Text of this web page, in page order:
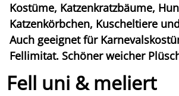
Kostüme, Katzenkratzbäume,
Katzenkörbchen, Kuscheltiere
Auch geeignet für
Fellimitat. Schöner weicher
Fell uni & meliert